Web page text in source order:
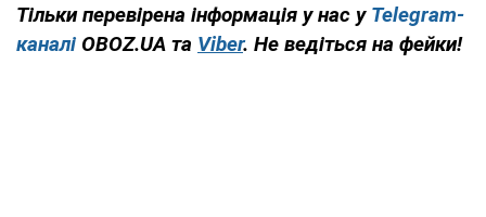
Тільки перевірена інформація у нас у Telegram-
каналі OBOZ.UA та Viber. Не ведіться на фейки!